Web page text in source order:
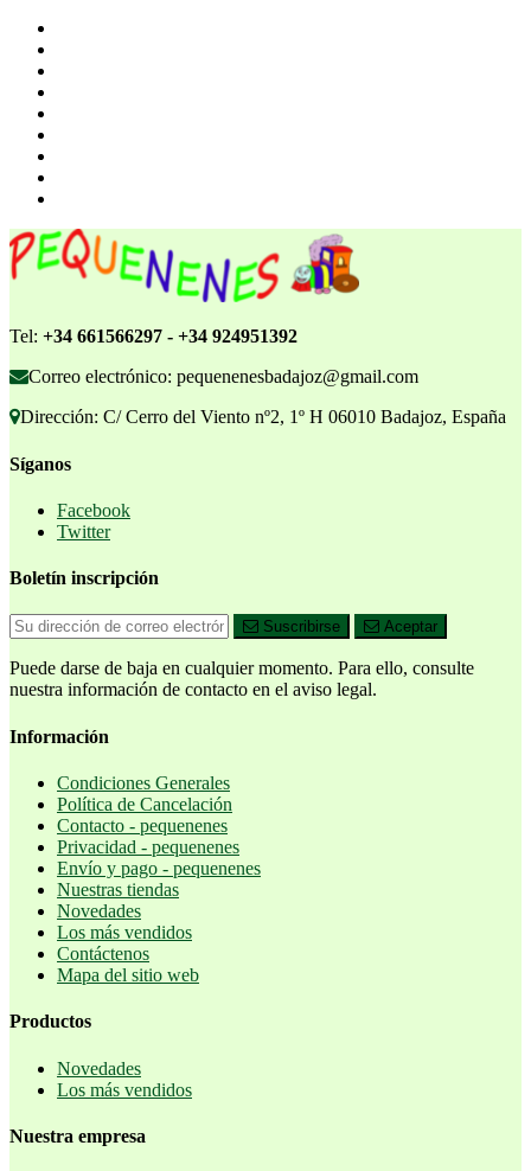
Tel: +34 661566297 - +34 924951392
Correo electrónico: pequenenesbadajoz@gmail.com
Dirección: C/ Cerro del Viento nº2, 1º H 06010 Badajoz, España
Síganos
Facebook
Twitter
Boletín inscripción
Suscribirse Aceptar
Puede darse de baja en cualquier momento. Para ello, consulte
nuestra información de contacto en el aviso legal.
Información
Condiciones Generales
Política de Cancelación
Contacto - pequenenes
Privacidad - pequenenes
Envío y pago - pequenenes
Nuestras tiendas
Novedades
Los más vendidos
Contáctenos
Mapa del sitio web
Productos
Novedades
Los más vendidos
Nuestra empresa